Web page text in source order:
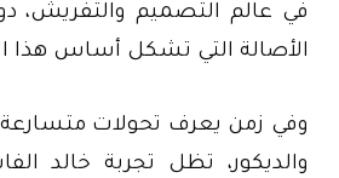
في عالم التصميم والتفريش،
الأصالة التي تشكل أساس هذا
وفي زمن يعرف تحولات
والديكور، تظل تجربة خالد